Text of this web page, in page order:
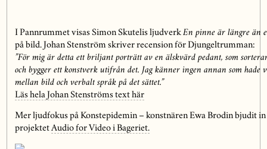
I Pannrummet visas Simon Skutelis ljudverk En pinne är längre än
på bild. Johan Stenström skriver recension för Djungeltrumman:
”För mig är detta ett briljant porträtt av en älskvärd pedant, som
och bygger ett konstverk utifrån det. Jag känner ingen annan som hade
mellan bild och verbalt språk på det sättet.”
Läs hela Johan Stenströms text här
Mer ljudfokus på Konstepidemin – konstnären Ewa Brodin bjudit
projektet Audio for Video i Bageriet.